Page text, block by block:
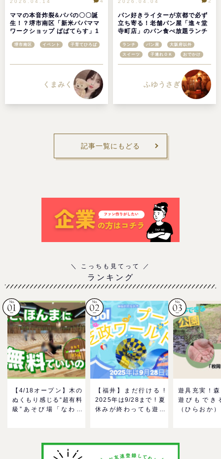
2026.04.14
ママの本音炸裂&パパの〇〇誕
生！？堺市南区「新米パパママ
ワークショップ ぱぱてらす」1
堺市南区 イベント 子育てひろば
くまみく
2026.04.04
パン好きライターが京都で必ず
立ち寄る！老舗パン屋「進々堂
寺町店」のパン食べ放題ランチ
ランチ パン屋 大阪府以外
スイーツ 子連れＯＫ おでかけ
ふゆうさぎ
記事一覧にもどる
ランキング
【4/18オープン】木の
ぬくもり感じる“超有料
級”あそび場「なわて
＠イオンモール四條畷
【福井】まだ行ける !
2025年は9/28まで ! 夏
休みが終わっても遊べ
遊具充実！
遊びもでき
（ひらおか